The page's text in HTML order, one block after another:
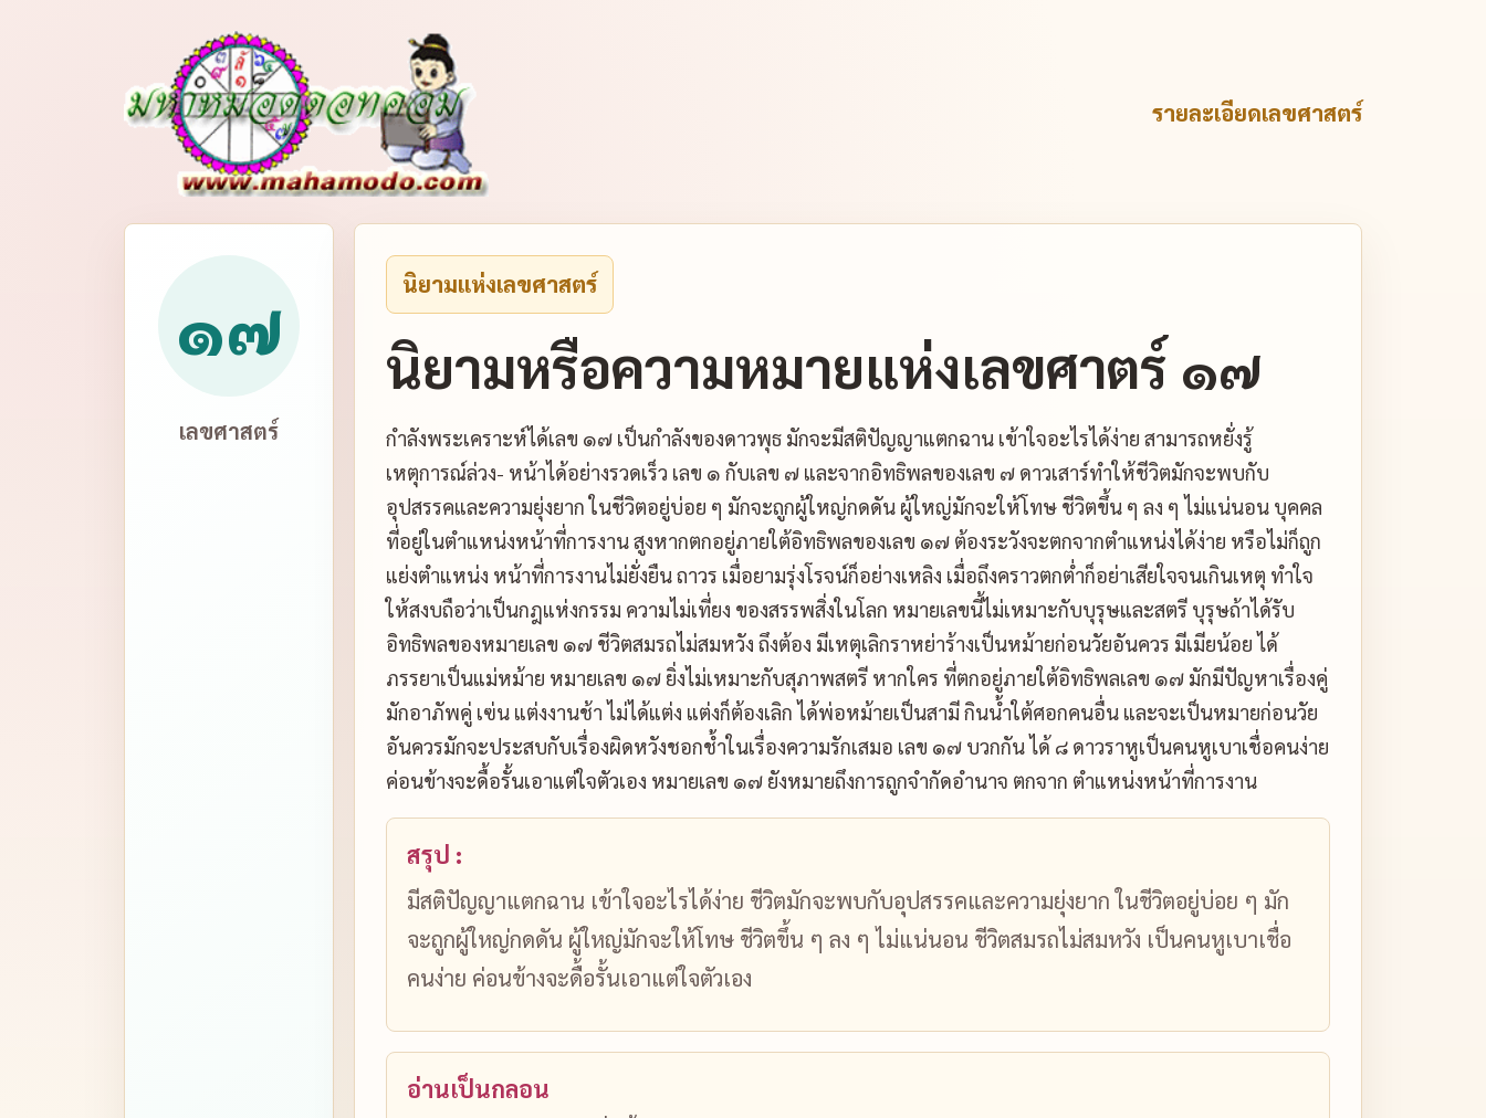
รายละเอียดเลขศาสตร์
๑๗
เลขศาสตร์
นิยามแห่งเลขศาสตร์
นิยามหรือความหมายแห่งเลขศาตร์ ๑๗
กำลังพระเคราะห์ได้เลข ๑๗ เป็นกำลังของดาวพุธ มักจะมีสติปัญญาแตกฉาน เข้าใจอะไรได้ง่าย สามารถหยั่งรู้
เหตุการณ์ล่วง- หน้าได้อย่างรวดเร็ว เลข ๑ กับเลข ๗ และจากอิทธิพลของเลข ๗ ดาวเสาร์ทำให้ชีวิตมักจะพบกับ
อุปสรรคและความยุ่งยาก ในชีวิตอยู่บ่อย ๆ มักจะถูกผู้ใหญ่กดดัน ผู้ใหญ่มักจะให้โทษ ชีวิตขึ้น ๆ ลง ๆ ไม่แน่นอน บุคคล
ที่อยู่ในตำแหน่งหน้าที่การงาน สูงหากตกอยู่ภายใต้อิทธิพลของเลข ๑๗ ต้องระวังจะตกจากตำแหน่งได้ง่าย หรือไม่ก็ถูก
แย่งตำแหน่ง หน้าที่การงานไม่ยั่งยืน ถาวร เมื่อยามรุ่งโรจน์ก็อย่างเหลิง เมื่อถึงคราวตกต่ำก็อย่าเสียใจจนเกินเหตุ ทำใจ
ให้สงบถือว่าเป็นกฎแห่งกรรม ความไม่เที่ยง ของสรรพสิ่งในโลก หมายเลขนี้ไม่เหมาะกับบุรุษและสตรี บุรุษถ้าได้รับ
อิทธิพลของหมายเลข ๑๗ ชีวิตสมรถไม่สมหวัง ถึงต้อง มีเหตุเลิกราหย่าร้างเป็นหม้ายก่อนวัยอันควร มีเมียน้อย ได้
ภรรยาเป็นแม่หม้าย หมายเลข ๑๗ ยิ่งไม่เหมาะกับสุภาพสตรี หากใคร ที่ตกอยู่ภายใต้อิทธิพลเลข ๑๗ มักมีปัญหาเรื่องคู่
มักอาภัพคู่ เฃ่น แต่งงานช้า ไม่ได้แต่ง แต่งก็ต้องเลิก ได้พ่อหม้ายเป็นสามี กินน้ำใต้ศอกคนอื่น และจะเป็นหมายก่อนวัย
อันควรมักจะประสบกับเรื่องผิดหวังชอกช้ำในเรื่องความรักเสมอ เลข ๑๗ บวกกัน ได้ ๘ ดาวราหูเป็นคนหูเบาเชื่อคนง่าย
ค่อนข้างจะดื้อรั้นเอาแต่ใจตัวเอง หมายเลข ๑๗ ยังหมายถึงการถูกจำกัดอำนาจ ตกจาก ตำแหน่งหน้าที่การงาน
สรุป :
มีสติปัญญาแตกฉาน เข้าใจอะไรได้ง่าย ชีวิตมักจะพบกับอุปสรรคและความยุ่งยาก ในชีวิตอยู่บ่อย ๆ มัก
จะถูกผู้ใหญ่กดดัน ผู้ใหญ่มักจะให้โทษ ชีวิตขึ้น ๆ ลง ๆ ไม่แน่นอน ชีวิตสมรถไม่สมหวัง เป็นคนหูเบาเชื่อ
คนง่าย ค่อนข้างจะดื้อรั้นเอาแต่ใจตัวเอง
อ่านเป็นกลอน